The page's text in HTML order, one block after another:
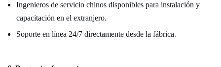
Ingenieros de servicio chinos disponibles para instalación y
capacitación en el extranjero.
Soporte en línea 24/7 directamente desde la fábrica.